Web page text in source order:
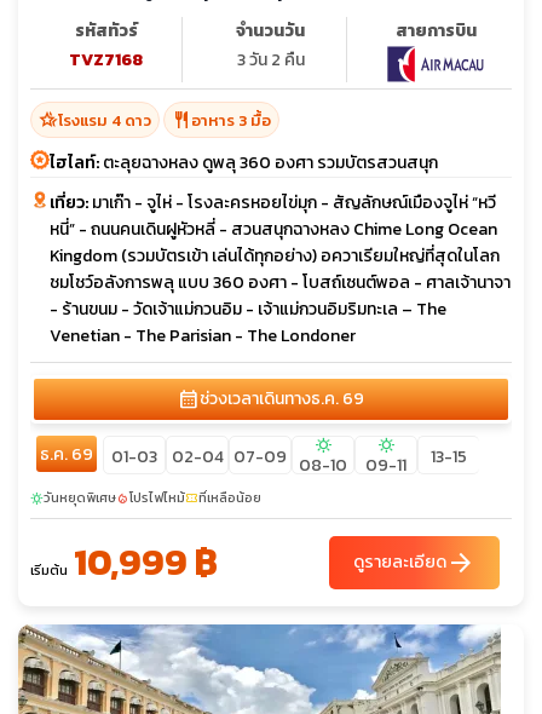
รหัสทัวร์
TVZ7168
จำนวนวัน
3 วัน 2 คืน
สายการบิน
hotel_classโรงแรม 4 ดาว restaurant อาหาร 3 มื้อ
ไฮไลท์:ตะลุยฉางหลง ดูพลุ 360 องศา รวมบัตรสวนสนุก
เที่ยว:มาเก๊า - จูไห่ - โรงละครหอยไข่มุก - สัญลักษณ์เมืองจูไห่ “หวี
หนี่” - ถนนคนเดินฝูหัวหลี่ - สวนสนุกฉางหลง Chime Long Ocean
Kingdom (รวมบัตรเข้า เล่นได้ทุกอย่าง) อควาเรียมใหญ่ที่สุดในโลก
ชมโชว์อลังการพลุ แบบ 360 องศา - โบสถ์เซนต์พอล - ศาลเจ้านาจา
- ร้านขนม - วัดเจ้าแม่กวนอิม - เจ้าแม่กวนอิมริมทะเล – The
Venetian - The Parisian - The Londoner
calendar_monthช่วงเวลาเดินทางธ.ค. 69
ธ.ค. 69 01-03 02-04 07-09 sunny
08-10
sunny
09-11 13-15
sunnyวันหยุดพิเศษlocal_fire_departmentโปรไฟไหม้confirmation_numberที่เหลือน้อย
เริ่มต้น 10,999 ฿ ดูรายละเอียดarrow_forward